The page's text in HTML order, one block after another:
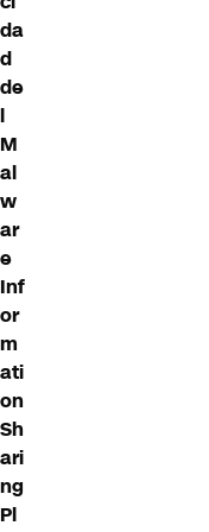
da
d
de
l
M
al
w
ar
e
Inf
or
m
ati
on
Sh
ari
ng
Pl